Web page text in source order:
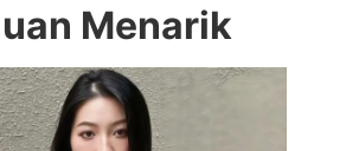
Menarik